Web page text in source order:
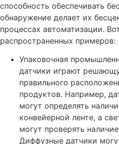
способность обеспечивать
обнаружение делает их
процессах автоматизации.
распространенных примеров:
Упаковочная
датчики играют
правильного
продуктов. Например,
могут определять
конвейерной ленте, а
могут проверять
Диффузные датчики